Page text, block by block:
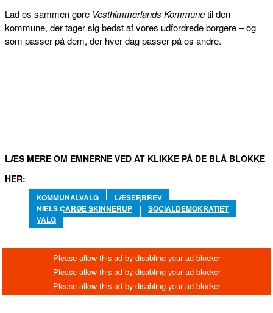
Lad os sammen gøre Vesthimmerlands Kommunetil den
kommune, der tager sig bedst af vores udfordrede borgere – og
som passer på dem, der hver dag passer på os andre.
LÆS MERE OM EMNERNE VED AT KLIKKE PÅ DE BLÅ BLOKKE
HER:
KOMMUNALVALG
LÆSERBREV
NIELS CARØE SKINNERUP
SOCIALDEMOKRATIET
VALG